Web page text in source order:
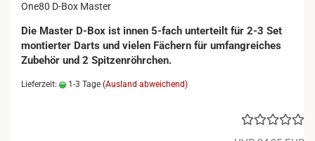
One80 D-Box Master
Die Master D-Box ist innen 5-fach unterteilt für 2-3 Set
montierter Darts und vielen Fächern für umfangreiches
Zubehör und 2 Spitzenröhrchen.
Lieferzeit: 1-3 Tage (Ausland abweichend)